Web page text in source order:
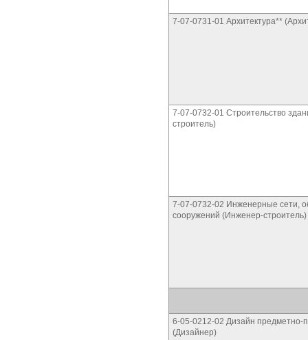
7-07-0731-01 Архитектура**
7-07-0732-01 Строительство
строитель)
7-07-0732-02 Инженерные сети,
сооружений (Инженер-строитель)
6-05-0212-02 Дизайн предметно-
(Дизайнер)